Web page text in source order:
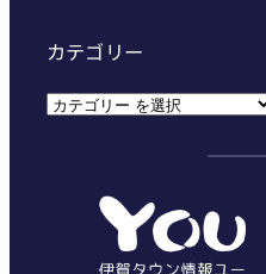
カテゴリー
カ